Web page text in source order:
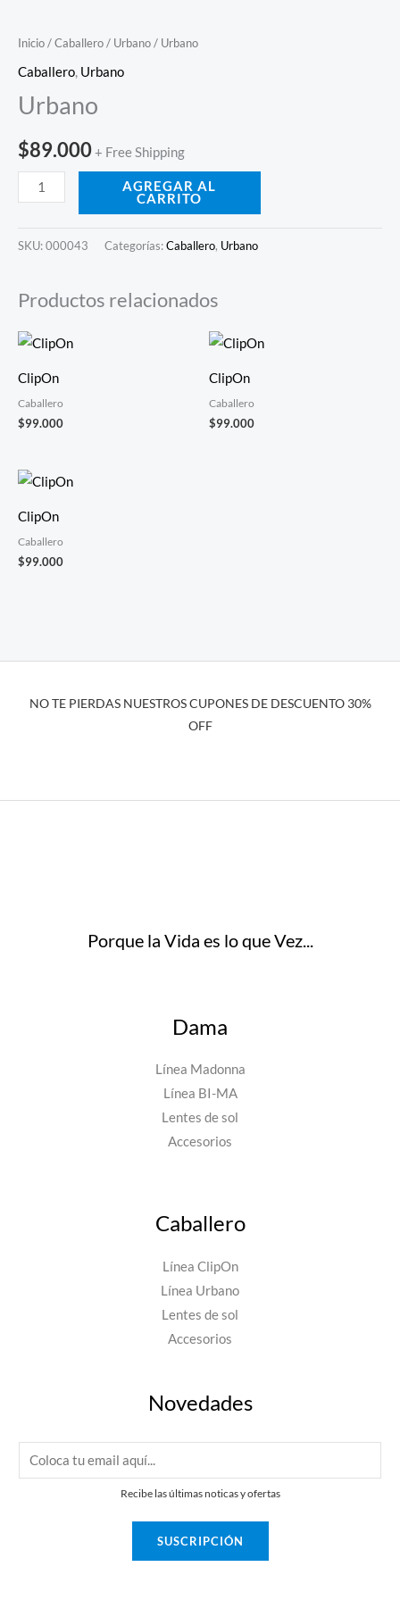
Inicio/Caballero/ Urbano/ Urbano
Caballero, Urbano
Urbano
$89.000+ Free Shipping
AGREGAR AL
CARRITO
SKU:000043 Categorías:Caballero, Urbano
Productos relacionados
ClipOn
Caballero
$99.000
ClipOn
Caballero
$99.000
ClipOn
Caballero
$99.000
NO TE PIERDAS NUESTROS CUPONES DE DESCUENTO 30%
OFF
Porque la Vida es lo que Vez...
Dama
Línea Madonna
Línea BI-MA
Lentes de sol
Accesorios
Caballero
Línea ClipOn
Línea Urbano
Lentes de sol
Accesorios
Novedades
m
Recibe las últimas noticas y ofertas
SUSCRIPCIÓN